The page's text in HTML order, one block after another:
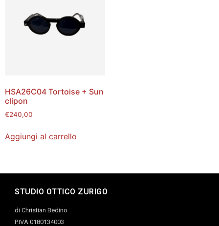
HSA26C04 Tortoise + Sun
clipon
€240,00
Aggiungi al carrello
STUDIO OTTICO ZURIGO
di Christian Bedino
P.IVA 0180134003